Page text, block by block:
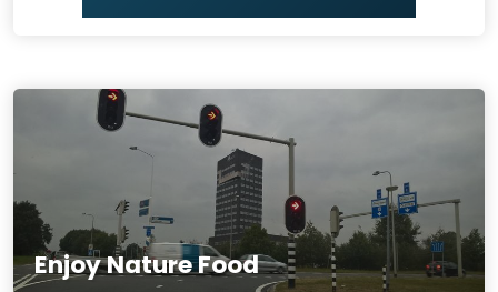
Enjoy Nature Food